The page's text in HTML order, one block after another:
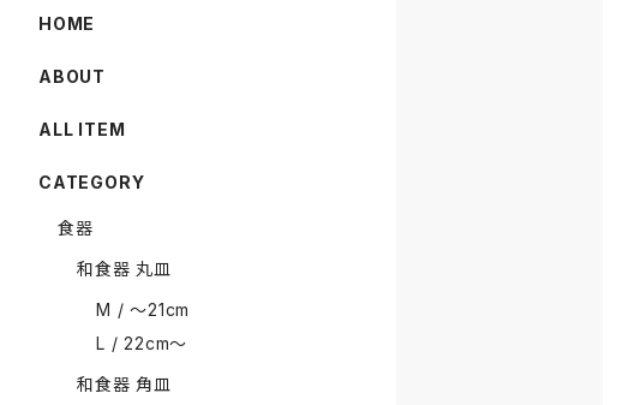
HOME
ABOUT
ALL ITEM
CATEGORY
食器
和食器 丸皿
M / 〜21cm
L / 22cm〜
和食器 角皿